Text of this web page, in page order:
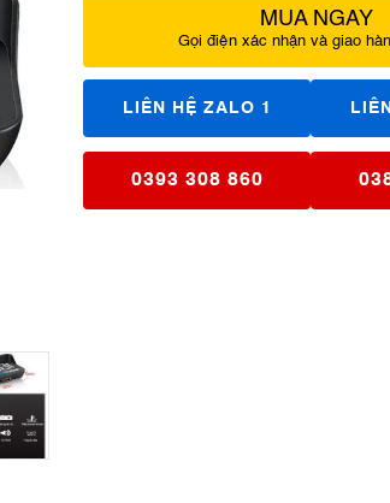
MUA NGAY
Gọi điện xác nhận và giao
LIÊN HỆ ZALO 1
0393 308 860